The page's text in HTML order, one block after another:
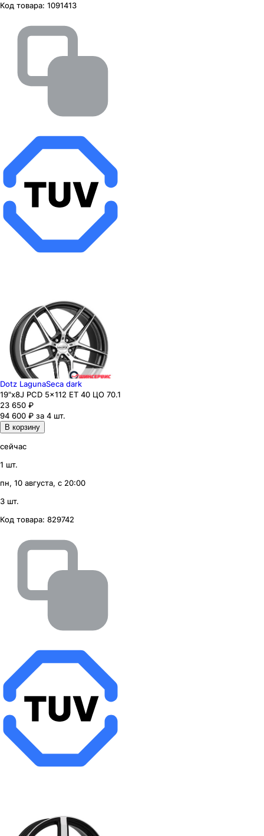
Код товара: 1091413
Dotz LagunaSeca dark
19"x8J PCD 5x112 ЕТ 40 ЦО 70.1
23 650 ₽
94 600 ₽ за 4 шт.
В корзину
сейчас
1 шт.
пн, 10 августа, с 20:00
3 шт.
Код товара: 829742